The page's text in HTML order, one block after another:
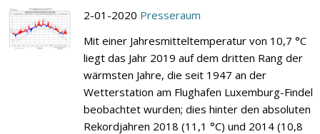
2-01-2020 Presseraum
Mit einer Jahresmitteltemperatur von 10,7 °C
liegt das Jahr 2019 auf dem dritten Rang der
wärmsten Jahre, die seit 1947 an der
Wetterstation am Flughafen Luxemburg-Findel
beobachtet wurden; dies hinter den absoluten
Rekordjahren 2018 (11,1 °C) und 2014 (10,8